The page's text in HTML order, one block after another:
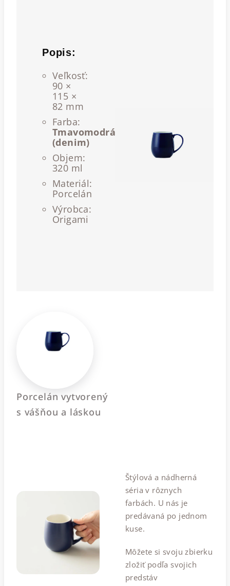
Popis:
Veľkosť:
90 ×
115 ×
82 mm
Farba:
Tmavomodrá
(denim)
Objem:
320 ml
Materiál:
Porcelán
Výrobca:
Origami
Porcelán vytvorený
s vášňou a láskou
Štýlová a nádherná
séria v rôznych
farbách. U nás je
predávaná po jednom
kuse.
Môžete si svoju zbierku
zložiť podľa svojich
predstáv